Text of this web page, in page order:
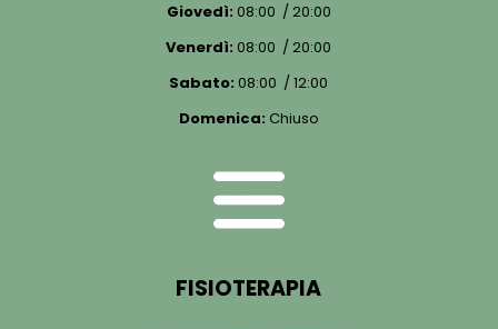
Giovedì: 08:00 / 20:00
Venerdì: 08:00 / 20:00
Sabato: 08:00 / 12:00
Domenica: Chiuso
FISIOTERAPIA